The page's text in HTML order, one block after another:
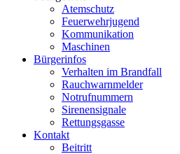
Atemschutz
Feuerwehrjugend
Kommunikation
Maschinen
Bürgerinfos
Verhalten im Brandfall
Rauchwarnmelder
Notrufnummern
Sirenensignale
Rettungsgasse
Kontakt
Beitritt